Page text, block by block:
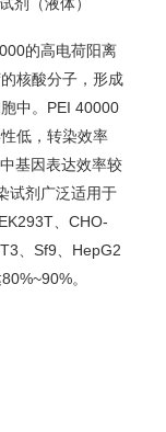
的高电荷阳离
核酸分子，形成
中。PEI 40000
低，转染效率
基因表达效率较
试剂广泛适用于
、CHO-
、Sf9、HepG2
。